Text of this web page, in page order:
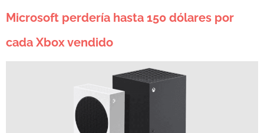
Microsoft perdería hasta 150 dólares por
cada Xbox vendido